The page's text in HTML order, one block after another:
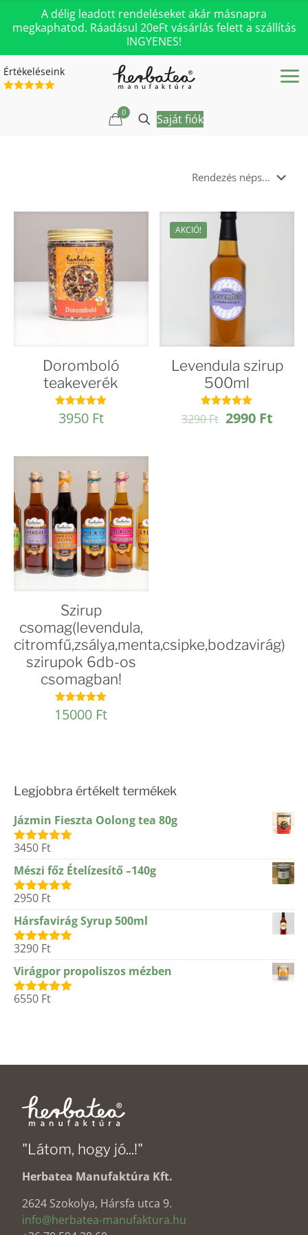
A délig leadott rendeléseket akár másnapra
megkaphatod. Ráadásul 20eFt vásárlás felett a szállítás
INGYENES!
Értékeléseink
0 Saját fiók
Doromboló
teakeverék
Értékelés:
4.96
3950 Ft
AKCIÓ!
Levendula szirup
500ml
Értékelés:
4.97
3290Ft Original
2990 Ft
Szirup
csomag(levendula,
citromfű,zsálya,menta,csipke,bodzavirág)
szirupok 6db-os
csomagban!
Értékelés:
5.00
15000 Ft
Legjobbra értékelt termékek
Jázmin Fieszta Oolong tea 80g
Értékelés:
3450 Ft
Mészi főz Ételízesítő –140g
Értékelés:
2950 Ft
Hársfavirág Syrup 500ml
Értékelés:
3290 Ft
Virágpor propoliszos mézben
Értékelés:
6550 Ft
"Látom, hogy jó...!"
Herbatea Manufaktúra Kft.
2624 Szokolya, Hársfa utca 9.
info@herbatea-manufaktura.hu